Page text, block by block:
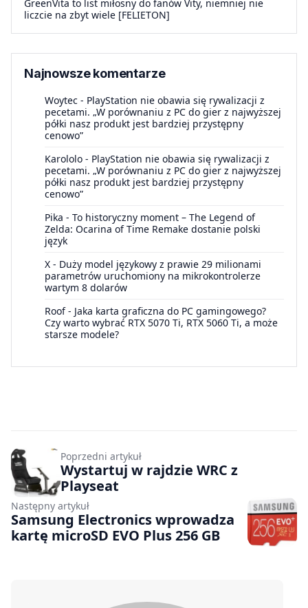
GreenVita to list miłosny do fanów Vity, niemniej nie
liczcie na zbyt wiele [FELIETON]
Najnowsze komentarze
Woytec - PlayStation nie obawia się rywalizacji z
pecetami. „W porównaniu z PC do gier z najwyższej
półki nasz produkt jest bardziej przystępny
cenowo”
Karololo - PlayStation nie obawia się rywalizacji z
pecetami. „W porównaniu z PC do gier z najwyższej
półki nasz produkt jest bardziej przystępny
cenowo”
Pika - To historyczny moment – The Legend of
Zelda: Ocarina of Time Remake dostanie polski
język
X - Duży model językowy z prawie 29 milionami
parametrów uruchomiony na mikrokontrolerze
wartym 8 dolarów
Roof- Jaka karta graficzna do PC gamingowego?
Czy warto wybrać RTX 5070 Ti, RTX 5060 Ti, a może
starsze modele?
Poprzedni artykuł
Wystartuj w rajdzie WRC z
Playseat
Następny artykuł
Samsung Electronics wprowadza
kartę microSD EVO Plus 256 GB